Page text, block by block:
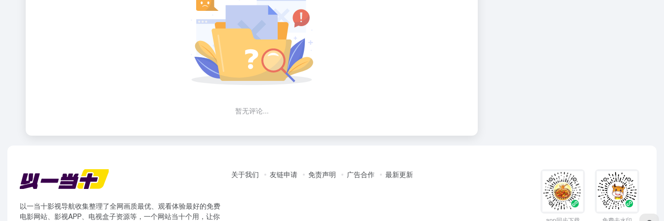
暂无评论...
以一当十影视导航收集整理了全网画质最优、观看体验最好的免费
电影网站、影视APP、电视盒子资源等，一个网站当十个用，让你
关于我们 友链申请 免责声明 广告合作 最新更新